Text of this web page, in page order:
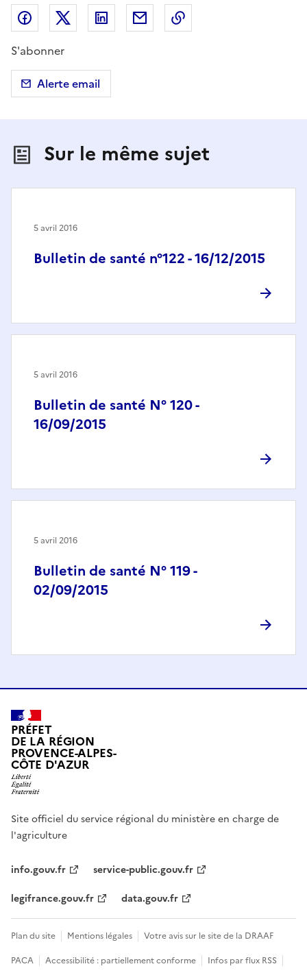
Partager sur Facebook
Partager sur X (anciennement Twitter)
Partager sur LinkedIn
Partager par email
S'abonner
Alerte email
Sur le même sujet
Bulletin de santé n°122 - 16/12/2015
5 avril 2016
Bulletin de santé N° 120 -
16/09/2015
5 avril 2016
Bulletin de santé N° 119 -
02/09/2015
5 avril 2016
PRÉFET
DE LA RÉGION
PROVENCE-ALPES-
CÔTE D'AZUR
Site officiel du service régional du ministère en charge de
l'agriculture
info.gouv.fr
service-public.gouv.fr
legifrance.gouv.fr
data.gouv.fr
Plan du site Mentions légales
Votre avis sur le site de la DRAAF
PACA
Accessibilité : partiellement conforme Infos par flux RSS